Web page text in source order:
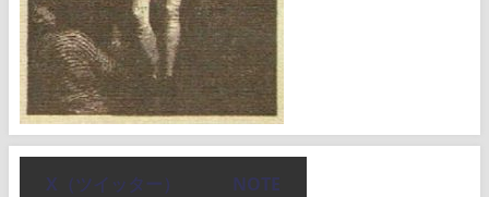
X（ツイッター） NOTE